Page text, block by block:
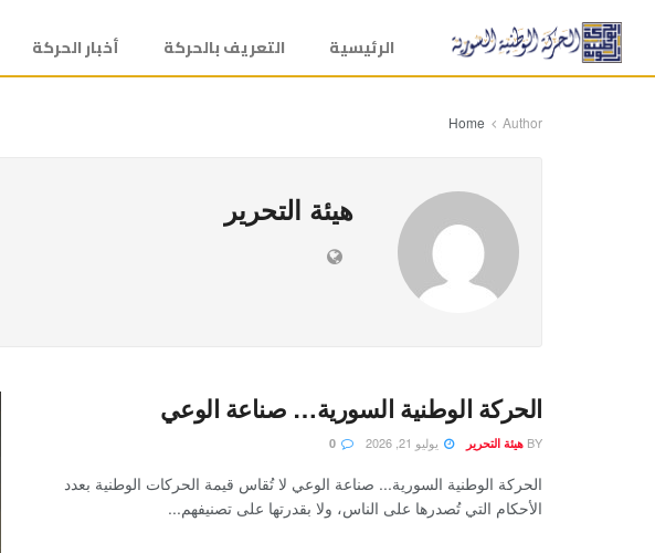
الرئيسية التعريف بالحركة أخبار الحركة
Home Author
هيئة التحرير
الحركة الوطنية السورية… صناعة الوعي
BY هيئة التحرير يوليو 21, 2026
الحركة الوطنية السورية... صناعة الوعي لا تُقاس قيمة الحركات الوطنية بعدد
الأحكام التي تُصدرها على الناس، ولا بقدرتها على تصنيفهم...